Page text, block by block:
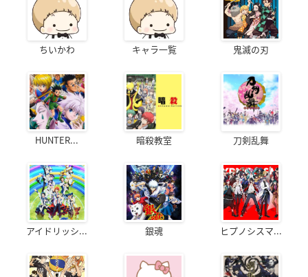
ちいかわ キャラ一覧 鬼滅の刃
HUNTER... 暗殺教室 刀剣乱舞
アイドリッシ... 銀魂 ヒプノシスマ...